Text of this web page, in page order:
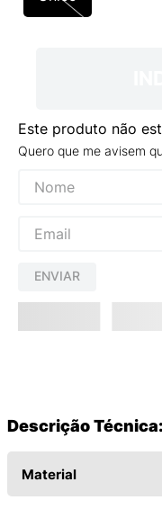
Este produto não
Quero que me avisem
ENVIAR
Descrição Técnica:
Material
NEW 530